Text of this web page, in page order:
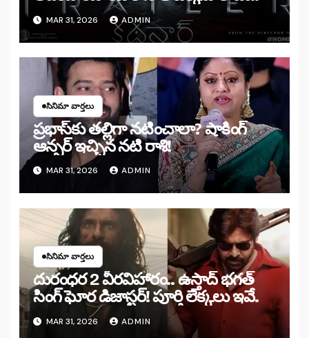
MAR 31, 2026 ADMIN
సినిమా వార్తలు
ప్రభాస్‌కు తల్లిగా నటించాలా? షాకింగ్
ఆన్సర్ ఇచ్చిన నటి రాశి!
MAR 31, 2026 ADMIN
సినిమా వార్తలు
దురంధర 2 వీరవిహారం.. ఉస్తాద్ భగత్
సింగ్ ఘోర డిజాస్టర్! పూర్తి లెక్కలు ఇవే.
MAR 31, 2026 ADMIN